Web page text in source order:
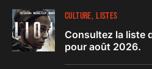
CULTURE LISTES
Consultez la liste
pour août 2026.